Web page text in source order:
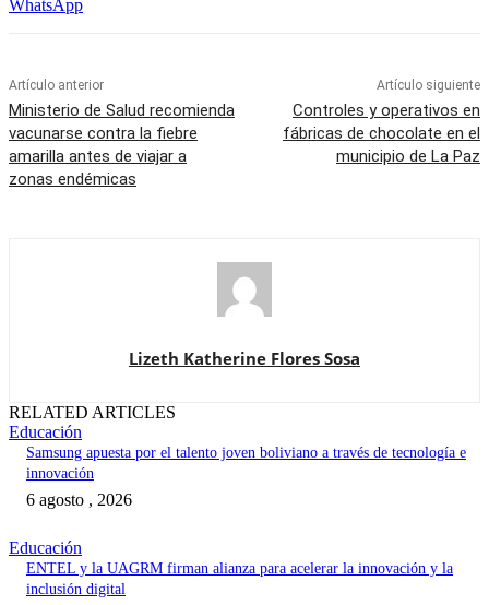
WhatsApp
Artículo anterior
Ministerio de Salud recomienda
vacunarse contra la fiebre
amarilla antes de viajar a
zonas endémicas
Artículo siguiente
Controles y operativos en
fábricas de chocolate en el
municipio de La Paz
Lizeth Katherine Flores Sosa
RELATED ARTICLES
Educación
Samsung apuesta por el talento joven boliviano a través de tecnología e
innovación
6 agosto , 2026
Educación
ENTEL y la UAGRM firman alianza para acelerar la innovación y la
inclusión digital